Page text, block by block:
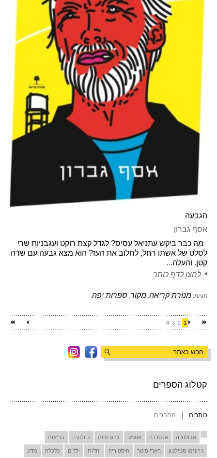
קטלוג הספרים
כותרים מחברים
אבולוציה אכסדרה אנשים ביוגרפיות ביולוגיה בריאות
ג'רונימו סטילטון הארי פוטר היסטוריה יהדות ילדים כלכלה מדע
הגבעה
אסף גברון
מה כבר ביקש עתניאל עסיס? לגדל קצת רוקט ועגבניות שרי
לסלט של אשתו רחל, לחלוב את העז? הוא מצא גבעה עם שדה
קטן. והעלה...
לחצו לדף כותר
תגיות: מנורת קריאה מקור ספרות יפה
1
2
3
4